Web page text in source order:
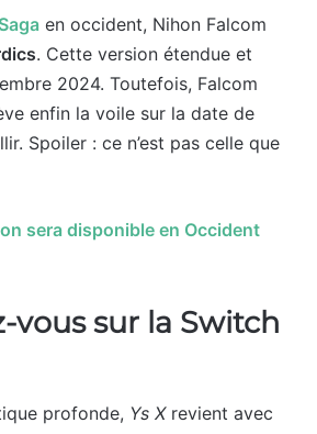
en occident, Nihon Falcom
. Cette version étendue et
2024. Toutefois, Falcom
enfin la voile sur la date de
Spoiler : ce n’est pas celle que
sera disponible en Occident
vous sur la Switch
profonde, Ys Xrevient avec